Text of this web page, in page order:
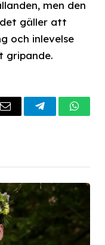
men den
gäller att
och inlevelse
gripande.
Email Telegram